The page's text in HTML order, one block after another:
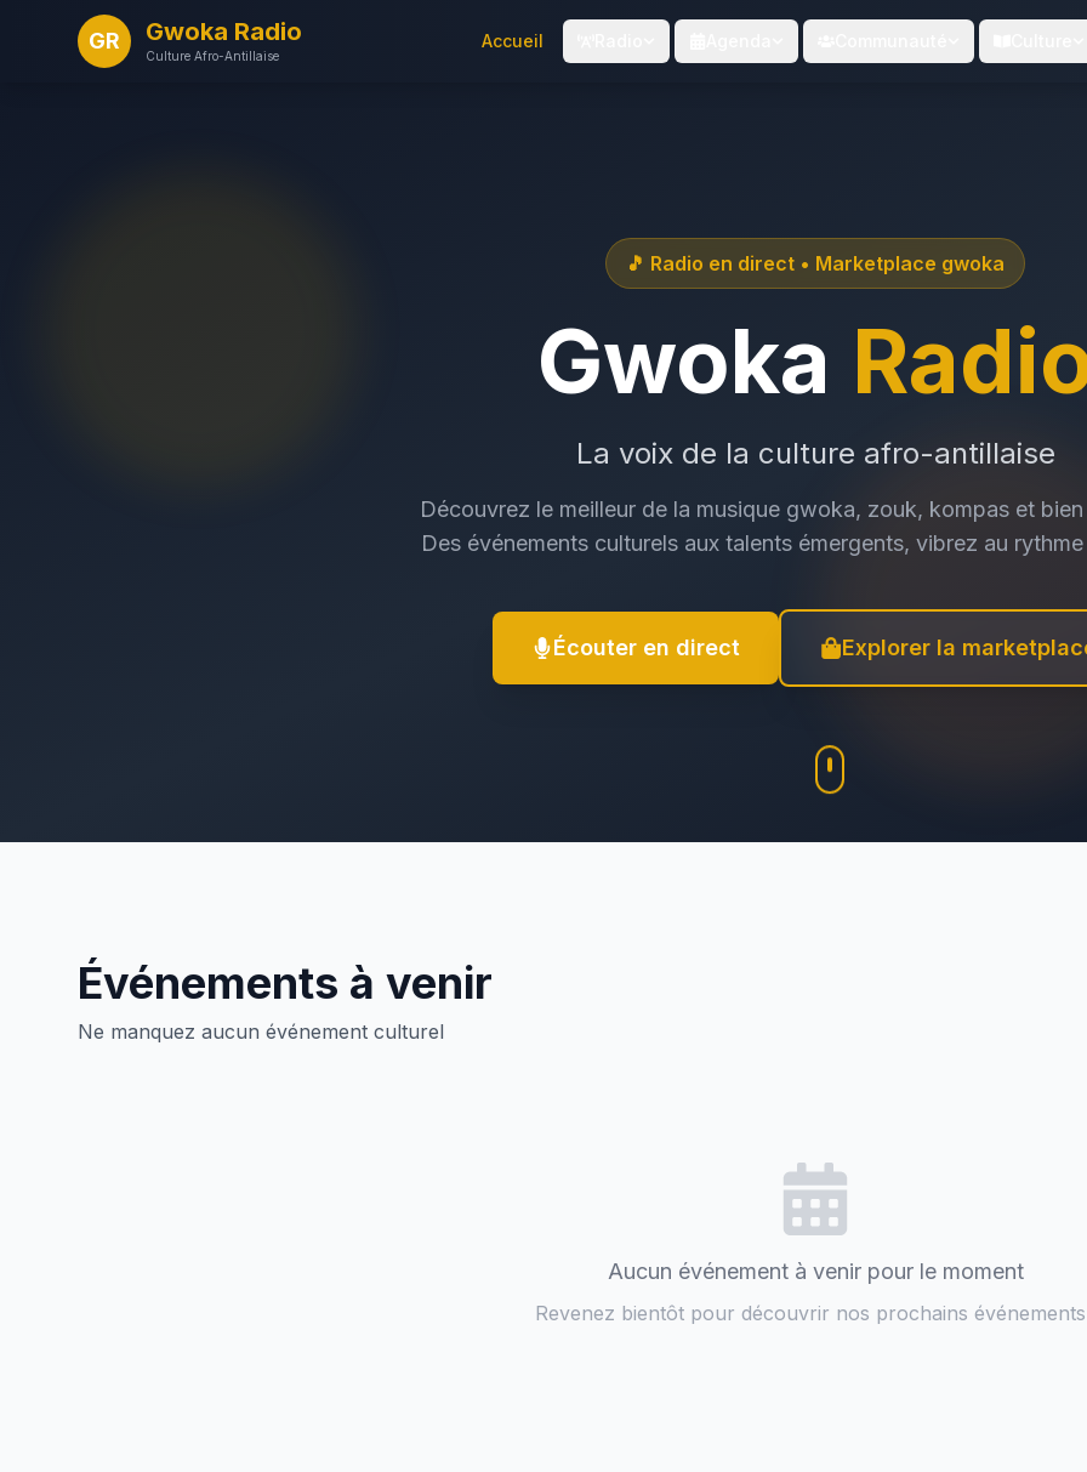
GR Gwoka Radio
Culture Afro-Antillaise
Accueil
🎵 Radio en direct • Marketplace gwoka
Gwoka
La voix de la culture afro-antillaise
Découvrez le meilleur de la musique gwoka, zouk, kompas et
Des événements culturels aux talents émergents, vibrez au
Écouter en direct Explorer la
Événements à venir
Ne manquez aucun événement culturel
Aucun événement à venir pour le moment
Revenez bientôt pour découvrir nos prochains